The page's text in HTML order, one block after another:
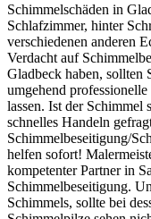
Schimmelschäden in
Schlafzimmer, hinter
verschiedenen anderen
Verdacht auf
Gladbeck haben, sollten
umgehend
lassen. Ist der Schimmel
schnelles Handeln
Schimmelbeseitigung/
helfen sofort!
kompetenter Partner in
Schimmelbeseitigung.
Schimmels, sollte bei